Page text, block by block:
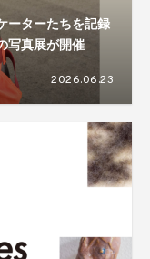
ーターたちを記録
写真展が開催
2026.06.23